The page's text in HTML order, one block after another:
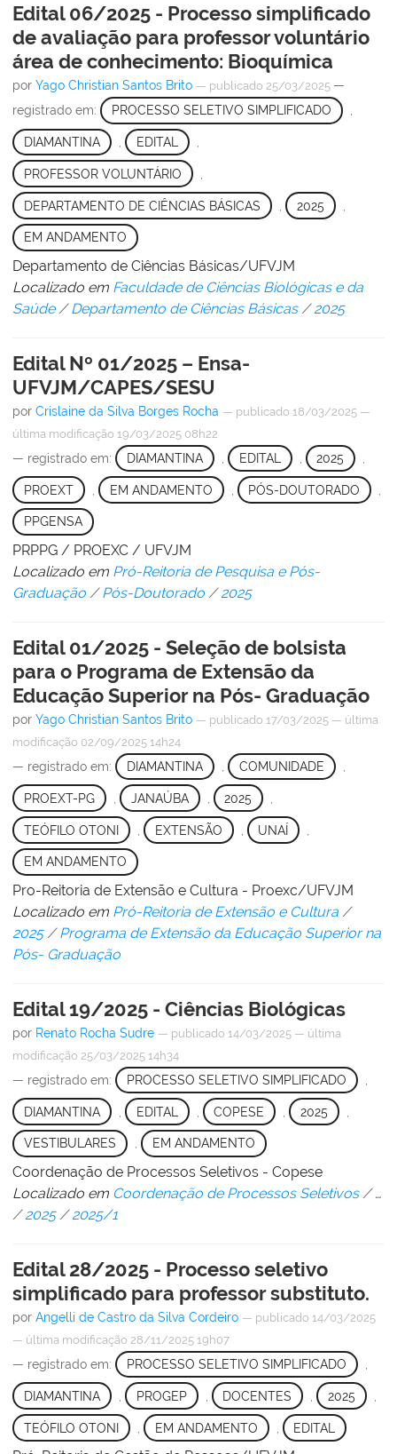
Edital 06/2025 - Processo simplificado
de avaliação para professor voluntário
área de conhecimento: Bioquímica
por Yago Christian Santos Brito — publicado 25/03/2025 —
registrado em:
PROCESSO SELETIVO SIMPLIFICADO ,
DIAMANTINA EDITAL
PROFESSOR VOLUNTÁRIO
DEPARTAMENTO DE CIÊNCIAS BÁSICAS 2025
EM ANDAMENTO
Departamento de Ciências Básicas/UFVJM
Localizado em Faculdade de Ciências Biológicas e da
Saúde /Departamento de Ciências Básicas /2025
Edital Nº 01/2025 – Ensa-
UFVJM/CAPES/SESU
por Crislaine da Silva Borges Rocha — publicado 18/03/2025 —
última modificação 19/03/2025 08h22
— registrado em: DIAMANTINA EDITAL 2025
PROEXT EM ANDAMENTO PÓS-DOUTORADO
PPGENSA
PRPPG / PROEXC / UFVJM
Localizado em Pró-Reitoria de Pesquisa e Pós-
Graduação /Pós-Doutorado /2025
Edital 01/2025 - Seleção de bolsista
para o Programa de Extensão da
Educação Superior na Pós- Graduação
por Yago Christian Santos Brito — publicado 17/03/2025 — última
modificação 02/09/2025 14h24
— registrado em: DIAMANTINA COMUNIDADE
PROEXT-PG JANAÚBA 2025
TEÓFILO OTONI EXTENSÃO UNAÍ
EM ANDAMENTO
Pro-Reitoria de Extensão e Cultura - Proexc/UFVJM
Localizado em Pró-Reitoria de Extensão e Cultura /
2025 /Programa de Extensão da Educação Superior na
Pós- Graduação
Edital 19/2025 - Ciências Biológicas
por Renato Rocha Sudre — publicado 14/03/2025 — última
modificação 25/03/2025 14h34
— registrado em: PROCESSO SELETIVO SIMPLIFICADO
DIAMANTINA EDITAL COPESE , 2025
VESTIBULARES , EM ANDAMENTO
Coordenação de Processos Seletivos - Copese
Localizado em Coordenação de Processos Seletivos /…
/2025 /2025/1
Edital 28/2025 - Processo seletivo
simplificado para professor substituto.
por Angelli de Castro da Silva Cordeiro — publicado 14/03/2025
— última modificação 28/11/2025 19h07
— registrado em: PROCESSO SELETIVO SIMPLIFICADO
DIAMANTINA PROGEP DOCENTES , 2025
TEÓFILO OTONI EM ANDAMENTO EDITAL